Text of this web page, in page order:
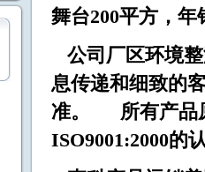
舞台200平方，年
公司厂区环境
息传递和细致的
准。 所有产品
ISO9001:2000的